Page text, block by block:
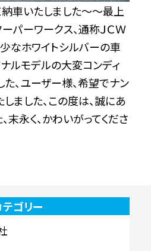
納車いたしました～～最上
パーワークス、通称ＪＣＷ
ホワイトシルバーの車
ルモデルの大変コンディ
、ユーザー様、希望でナン
しました、この度は、誠にあ
末永く、かわいがってくださ
ゴリー